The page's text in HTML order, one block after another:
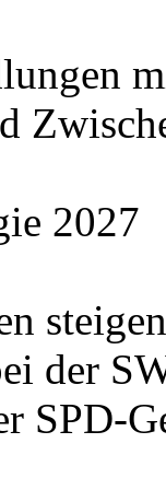
2027
der
SPD-